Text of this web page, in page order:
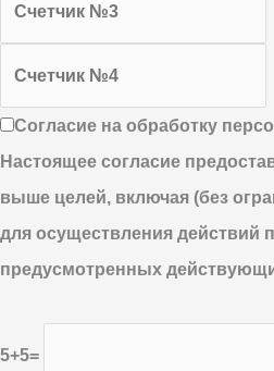
Согласие на обработку
Настоящее согласие
выше целей, включая (без
для осуществления действий
предусмотренных
5+5=